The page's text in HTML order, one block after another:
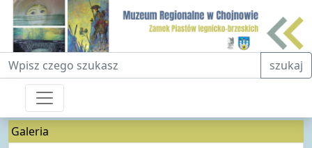
Fraza do wyszukiwania szukaj
Galeria